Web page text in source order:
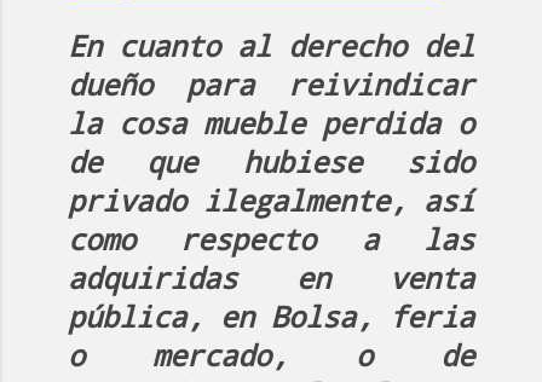
En cuanto al derecho del
dueño para reivindicar
la cosa mueble perdida o
de que hubiese sido
privado ilegalmente, así
como respecto a las
adquiridas en venta
pública, en Bolsa, feria
o mercado, o de